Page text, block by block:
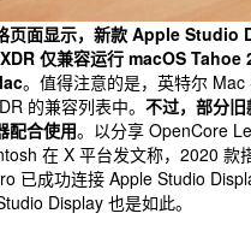
页面显示，新款 Apple
仅兼容运行 macOS Tahoe
。值得注意的是，英特尔
的兼容列表中。 不过，部分
配合使用。以分享 OpenCore
在 X 平台发文称，2020 款
已成功连接 Apple Studio
Display 也是如此。